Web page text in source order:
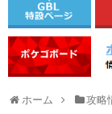
ホーム 攻略